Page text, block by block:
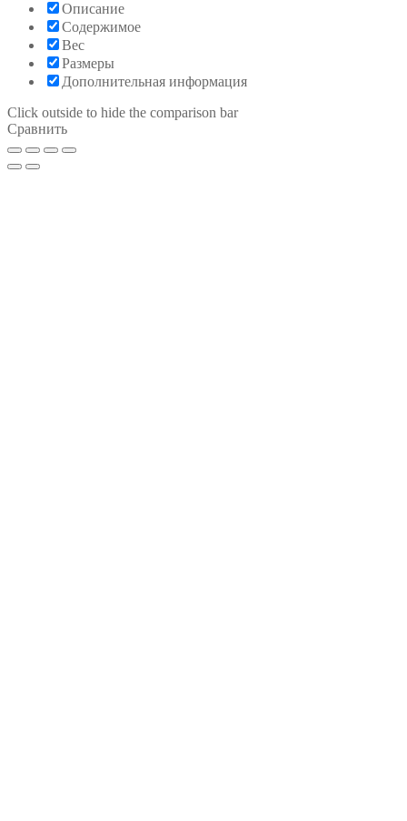
Описание
Содержимое
Вес
Размеры
Дополнительная информация
Click outside to hide the comparison bar
Сравнить